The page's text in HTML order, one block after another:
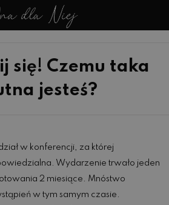
się! Czemu taka
jesteś?
w konferencji, za której
Wydarzenie trwało jeden
2 miesiące. Mnóstwo
w tym samym czasie.